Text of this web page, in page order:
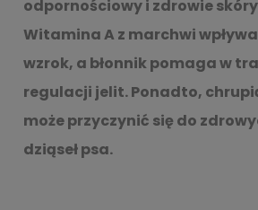
odpornościowy i zdrowie
Witamina A z marchwi
wzrok, a błonnik pomaga w
regulacji jelit. Ponadto,
może przyczynić się do
dziąseł psa.